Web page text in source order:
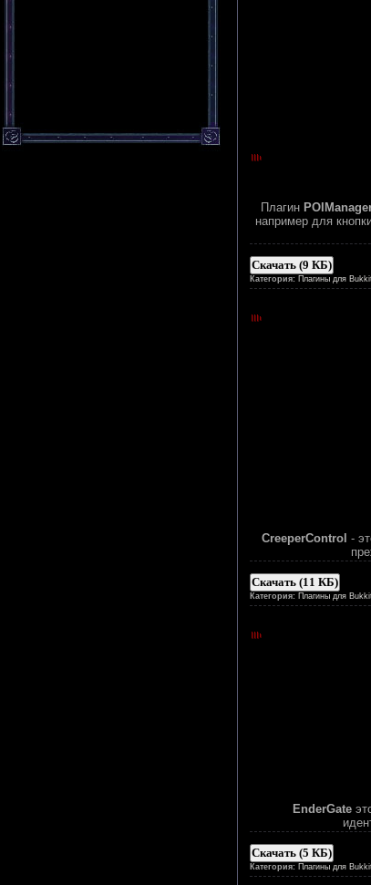
Плагин
например для
Скачать (9 КБ)
Категория: Плагины для
CreeperControl -
Скачать (11 КБ)
Категория: Плагины для
EnderGate
Скачать (5 КБ)
Категория: Плагины для